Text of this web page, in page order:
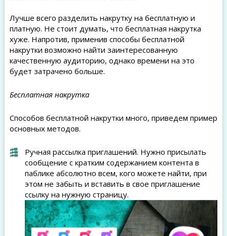
Лучше всего разделить накрутку на бесплатную и
платную. Не стоит думать, что бесплатная накрутка
хуже. Напротив, применив способы бесплатной
накрутки возможно найти заинтересованную
качественную аудиторию, однако времени на это
будет затрачено больше.
Бесплатная накрутка
Способов бесплатной накрутки много, приведем пример
основных методов.
Ручная рассылка приглашений. Нужно присылать
сообщение с кратким содержанием контента в
паблике абсолютно всем, кого можете найти, при
этом не забыть и вставить в свое приглашение
ссылку на нужную страницу.